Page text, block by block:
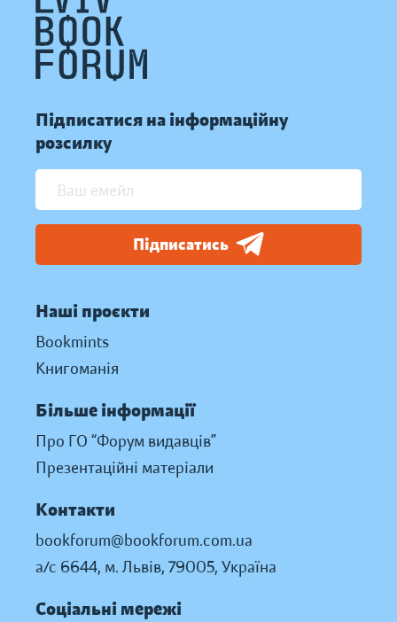
Підписатися на інформаційну
розсилку
Підписатись
Наші проєкти
Bookmints
Книгоманія
Більше інформації
Про ГО “Форум видавців”
Презентаційні матеріали
Контакти
bookforum@bookforum.com.ua
а/с 6644, м. Львів, 79005, Україна
Соціальні мережі